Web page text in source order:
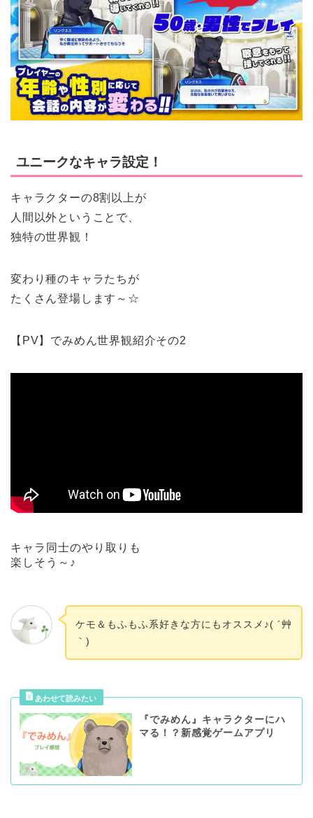
ユニークなキャラ設定！
キャラクターの8割以上が
人間以外ということで、
独特の世界観！
変わり種のキャラたちが
たくさん登場します～☆
【PV】でみめん世界観紹介その2
キャラ同士のやり取りも
楽しそう～♪
ケモ＆もふもふ系好きな方にもオススメ♪( ´艸
｀)
『でみめん』キャラクターにハ
マる！？新感覚ゲームアプリ